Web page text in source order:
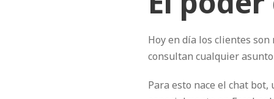
Hoy en día los clientes
consultan cualquier
Para esto nace el chat